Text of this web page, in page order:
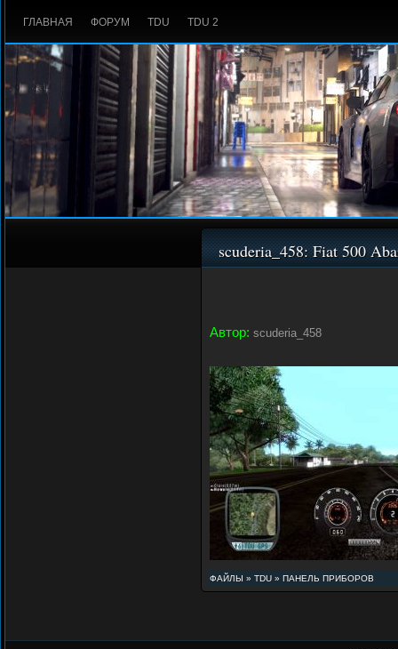
ГЛАВНАЯ ФОРУМ TDU TDU 2
scuderia_458: Fiat 500
Автор: scuderia_458
ФАЙЛЫ » TDU » ПАНЕЛЬ ПРИБОРОВ